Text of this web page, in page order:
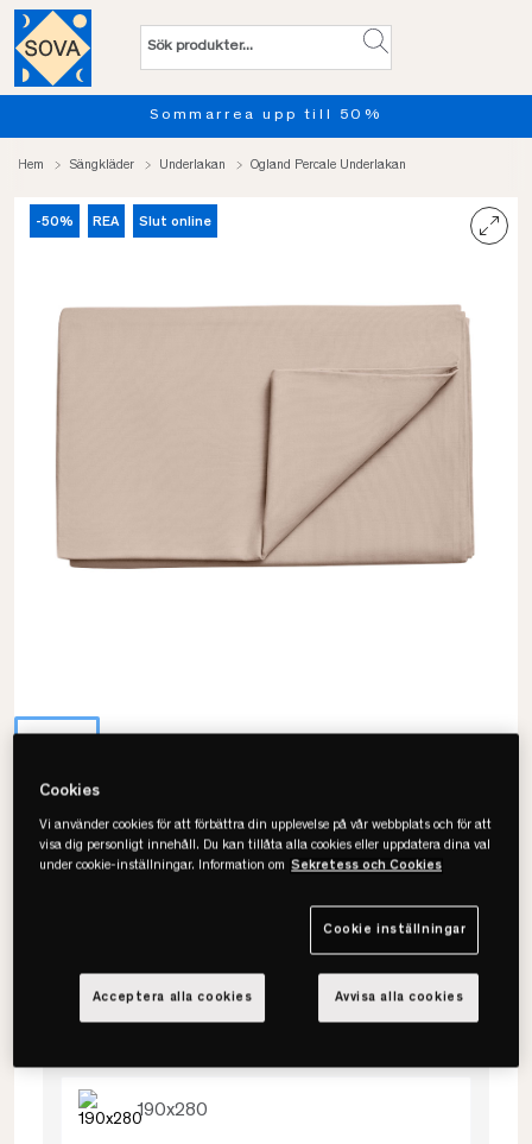
Sommarrea upp till 50%
Hem Sängkläder Underlakan Ogland Percale Underlakan
-50% REA Slut online
Ogland
Percale Underlakan
• Flera färger & storlekar
190x280
Cookies
Vi använder cookies för att förbättra din upplevelse på vår webbplats och för att
visa dig personligt innehåll. Du kan tillåta alla cookies eller uppdatera dina val
under cookie-inställningar. Information om Sekretess och Cookies
Cookie inställningar
Avvisa alla cookies
Acceptera alla cookies